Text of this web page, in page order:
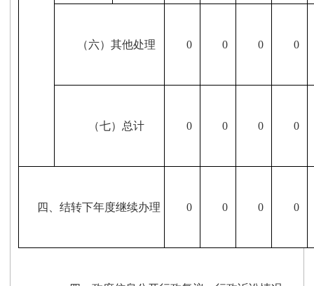
（六）其他处理 0 0 0 0
（七）总计 0 0 0 0
四、结转下年度继续办理 0 0 0 0